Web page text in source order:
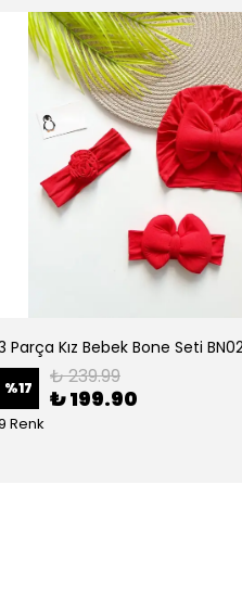
%17 ₺ 239.99
₺ 199.90
Renk